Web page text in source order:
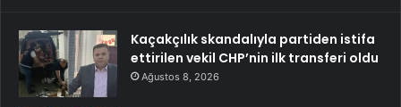
Kaçakçılık skandalıyla partiden istifa
ettirilen vekil CHP’nin ilk transferi oldu
Ağustos 8, 2026